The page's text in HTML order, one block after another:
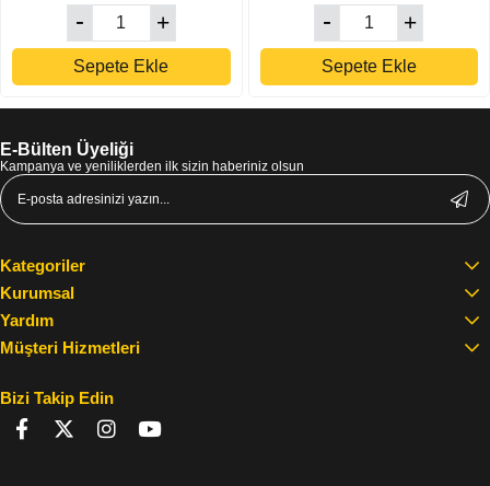
Sepete Ekle Sepete Ekle
E-Bülten Üyeliği
Kampanya ve yeniliklerden ilk sizin haberiniz olsun
Kategoriler
Kurumsal
Yardım
Müşteri Hizmetleri
Bizi Takip Edin